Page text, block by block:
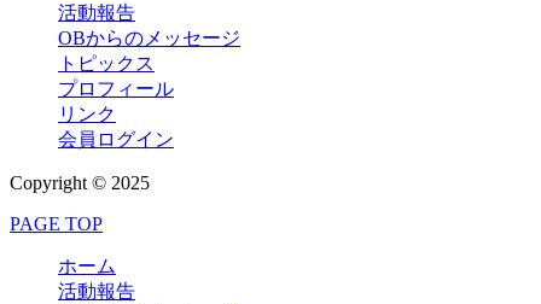
活動報告
OBからのメッセージ
トピックス
プロフィール
リンク
会員ログイン
Copyright © 2025
PAGE TOP
ホーム
活動報告